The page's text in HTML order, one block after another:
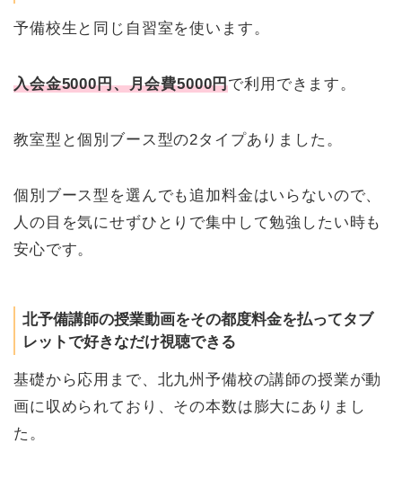
予備校生と同じ自習室を使います。
入会金5000円、月会費5000円で利用できます。
教室型と個別ブース型の2タイプありました。
個別ブース型を選んでも追加料金はいらないので、
人の目を気にせずひとりで集中して勉強したい時も
安心です。
北予備講師の授業動画をその都度料金を払ってタブ
レットで好きなだけ視聴できる
基礎から応用まで、北九州予備校の講師の授業が動
画に収められており、その本数は膨大にありまし
た。